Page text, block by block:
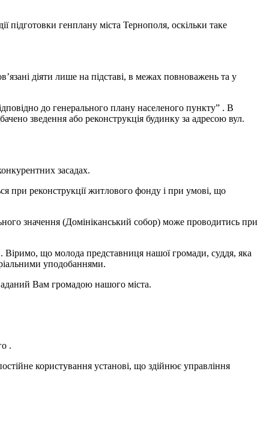
генплану міста Тернополя, оскільки таке
діяти лише на підставі, в межах повноважень та у
до генерального плану населеного пункту” . В
зведення або реконструкція будинку за адресою вул.
засадах.
при реконструкції житлового фонду і при умові, що
значення (Домініканський собор) може проводитись при
що молода представниця нашої громади, суддя, яка
уподобаннями.
Вам громадою нашого міста.
.
користування установі, що здійнює управління